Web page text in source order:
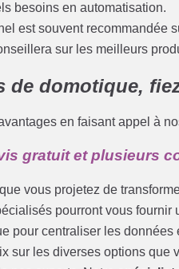
besoins en automatisation.
est souvent
sur les meilleurs
de domotique,
en faisant appel à
gratuit et plusieurs
vous projetez de
pourront vous
pour centraliser les données
sur les diverses options